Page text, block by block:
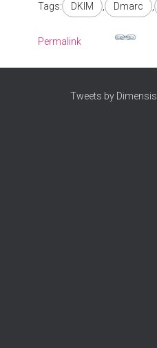
Tags: DKIM Dmarc
Permalink
Tweets by Dimensis